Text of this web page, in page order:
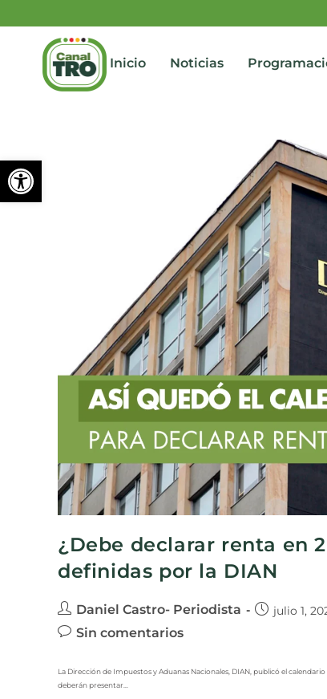
Abrir barra de
Inicio Noticias
¿Debe declarar renta en
definidas por la DIAN
Daniel Castro- Periodista julio 1,
Sin comentarios
La Dirección de Impuestos y Aduanas Nacionales, DIAN, publicó el
deberán presentar…